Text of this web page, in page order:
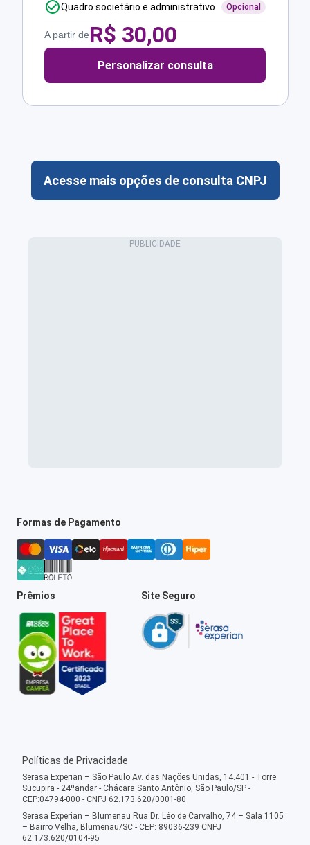
Quadro societário e administrativo Opcional
A partir deR$ 30,00
Personalizar consulta
Acesse mais opções de consulta CNPJ
Formas de Pagamento
Prêmios Site Seguro
Políticas de Privacidade
Serasa Experian – São Paulo Av. das Nações Unidas, 14.401 - Torre
Sucupira - 24ºandar - Chácara Santo Antônio, São Paulo/SP -
CEP:04794-000 - CNPJ 62.173.620/0001-80
Serasa Experian – Blumenau Rua Dr. Léo de Carvalho, 74 – Sala 1105
– Bairro Velha, Blumenau/SC - CEP: 89036-239 CNPJ
62.173.620/0104-95